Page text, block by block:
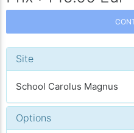
Site
School Carolus Magnus
Options